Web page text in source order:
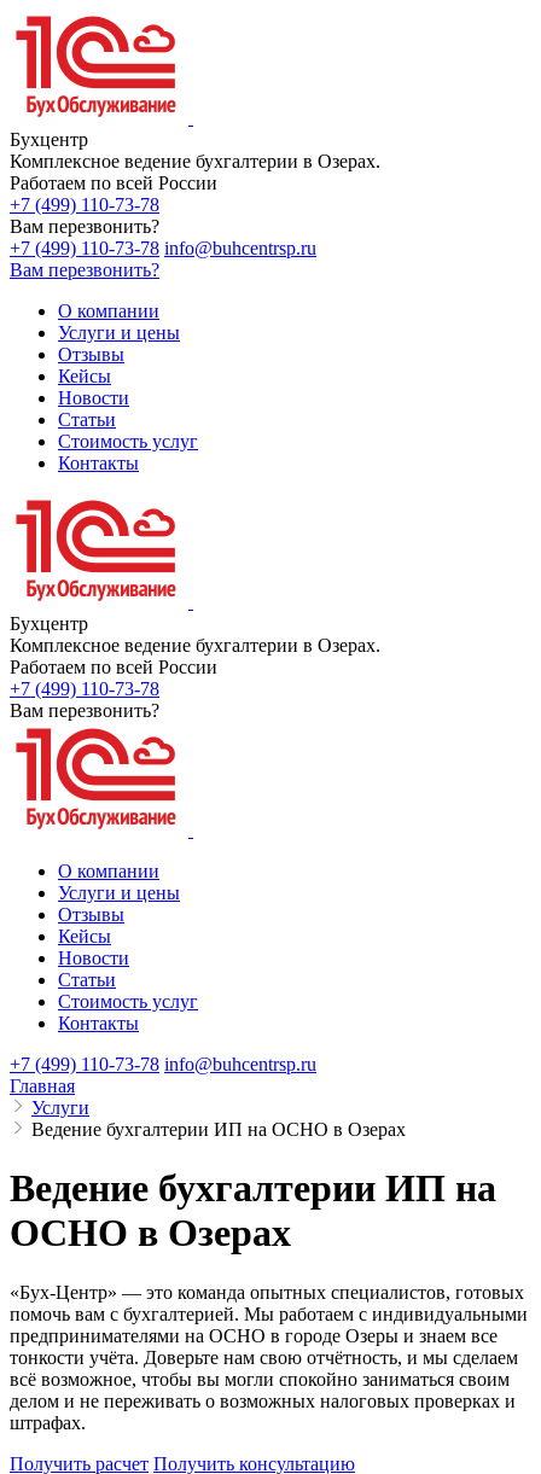
Бухцентр
Комплексное ведение бухгалтерии в Озерах.
Работаем по всей России
+7 (499) 110-73-78
Вам перезвонить?
+7 (499) 110-73-78 info@buhcentrsp.ru
Вам перезвонить?
О компании
Услуги и цены
Отзывы
Кейсы
Новости
Статьи
Стоимость услуг
Контакты
Бухцентр
Комплексное ведение бухгалтерии в Озерах.
Работаем по всей России
+7 (499) 110-73-78
Вам перезвонить?
О компании
Услуги и цены
Отзывы
Кейсы
Новости
Статьи
Стоимость услуг
Контакты
+7 (499) 110-73-78 info@buhcentrsp.ru
Главная
Услуги
Ведение бухгалтерии ИП на ОСНО в Озерах
Ведение бухгалтерии ИП на
ОСНО в Озерах
«Бух-Центр» — это команда опытных специалистов, готовых
помочь вам с бухгалтерией. Мы работаем с индивидуальными
предпринимателями на ОСНО в городе Озеры и знаем все
тонкости учёта. Доверьте нам свою отчётность, и мы сделаем
всё возможное, чтобы вы могли спокойно заниматься своим
делом и не переживать о возможных налоговых проверках и
штрафах.
Получить расчет Получить консультацию